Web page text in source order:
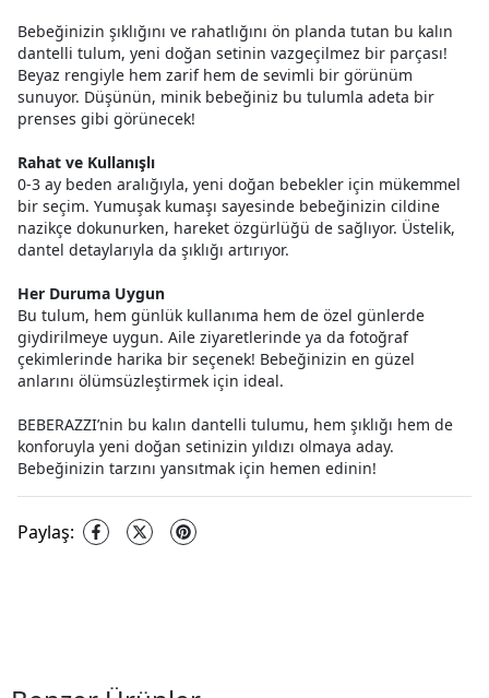
Bebeğinizin şıklığını ve rahatlığını ön planda tutan bu kalın
dantelli tulum, yeni doğan setinin vazgeçilmez bir parçası!
Beyaz rengiyle hem zarif hem de sevimli bir görünüm
sunuyor. Düşünün, minik bebeğiniz bu tulumla adeta bir
prenses gibi görünecek!
Rahat ve Kullanışlı
0-3 ay beden aralığıyla, yeni doğan bebekler için mükemmel
bir seçim. Yumuşak kumaşı sayesinde bebeğinizin cildine
nazikçe dokunurken, hareket özgürlüğü de sağlıyor. Üstelik,
dantel detaylarıyla da şıklığı artırıyor.
Her Duruma Uygun
Bu tulum, hem günlük kullanıma hem de özel günlerde
giydirilmeye uygun. Aile ziyaretlerinde ya da fotoğraf
çekimlerinde harika bir seçenek! Bebeğinizin en güzel
anlarını ölümsüzleştirmek için ideal.
BEBERAZZI’nin bu kalın dantelli tulumu, hem şıklığı hem de
konforuyla yeni doğan setinizin yıldızı olmaya aday.
Bebeğinizin tarzını yansıtmak için hemen edinin!
Paylaş: